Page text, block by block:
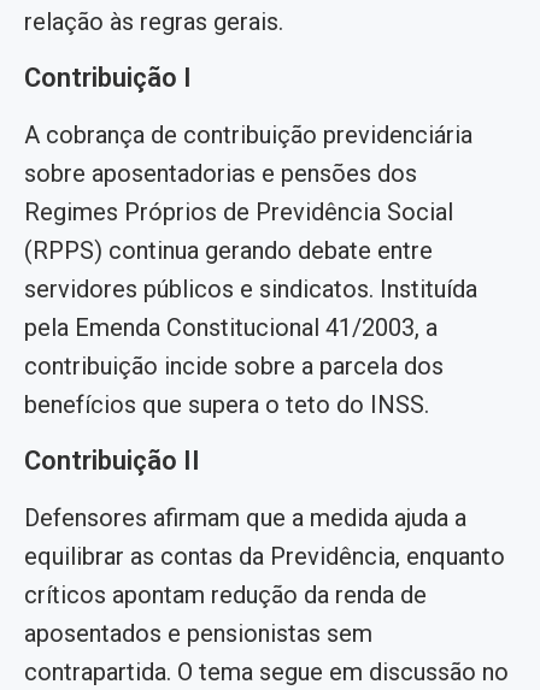
relação às regras gerais.
Contribuição I
A cobrança de contribuição previdenciária
sobre aposentadorias e pensões dos
Regimes Próprios de Previdência Social
(RPPS) continua gerando debate entre
servidores públicos e sindicatos. Instituída
pela Emenda Constitucional 41/2003, a
contribuição incide sobre a parcela dos
benefícios que supera o teto do INSS.
Contribuição II
Defensores afirmam que a medida ajuda a
equilibrar as contas da Previdência, enquanto
críticos apontam redução da renda de
aposentados e pensionistas sem
contrapartida. O tema segue em discussão no